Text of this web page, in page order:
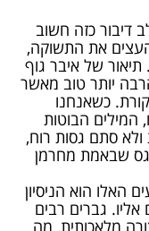
דיבור כזה חשוב
את התשוקה,
של איבר גוף
יותר טוב מאשר
כשאנחנו
המילים הבוטות
סתם גסות רוח,
גס שבאמת מחרמן
האלו הוא הניסיון
גברים רבים